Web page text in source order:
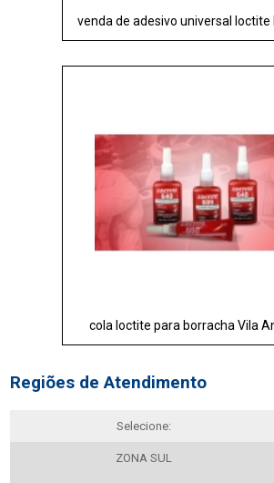
venda de adesivo universal loctite
cola loctite para borracha Vila
Regiões de Atendimento
Selecione:
ZONA SUL